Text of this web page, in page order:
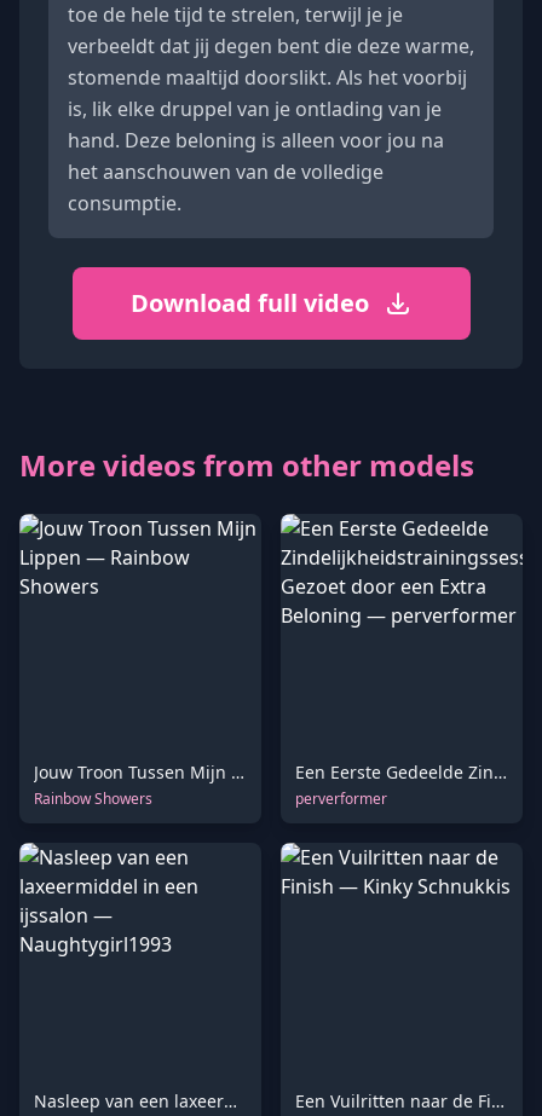
toe de hele tijd te strelen, terwijl je je
verbeeldt dat jij degen bent die deze warme,
stomende maaltijd doorslikt. Als het voorbij
is, lik elke druppel van je ontlading van je
hand. Deze beloning is alleen voor jou na
het aanschouwen van de volledige
consumptie.
Download full video
More videos from other models
Jouw Troon Tussen Mijn Lippen
Rainbow Showers
Een Eerste Gedeelde Zindelijkheidstrainingssessie, Gezoet door een Extra Beloning
perverformer
Nasleep van een laxeermiddel in een ijssalon Een Vuilritten naar de Finish